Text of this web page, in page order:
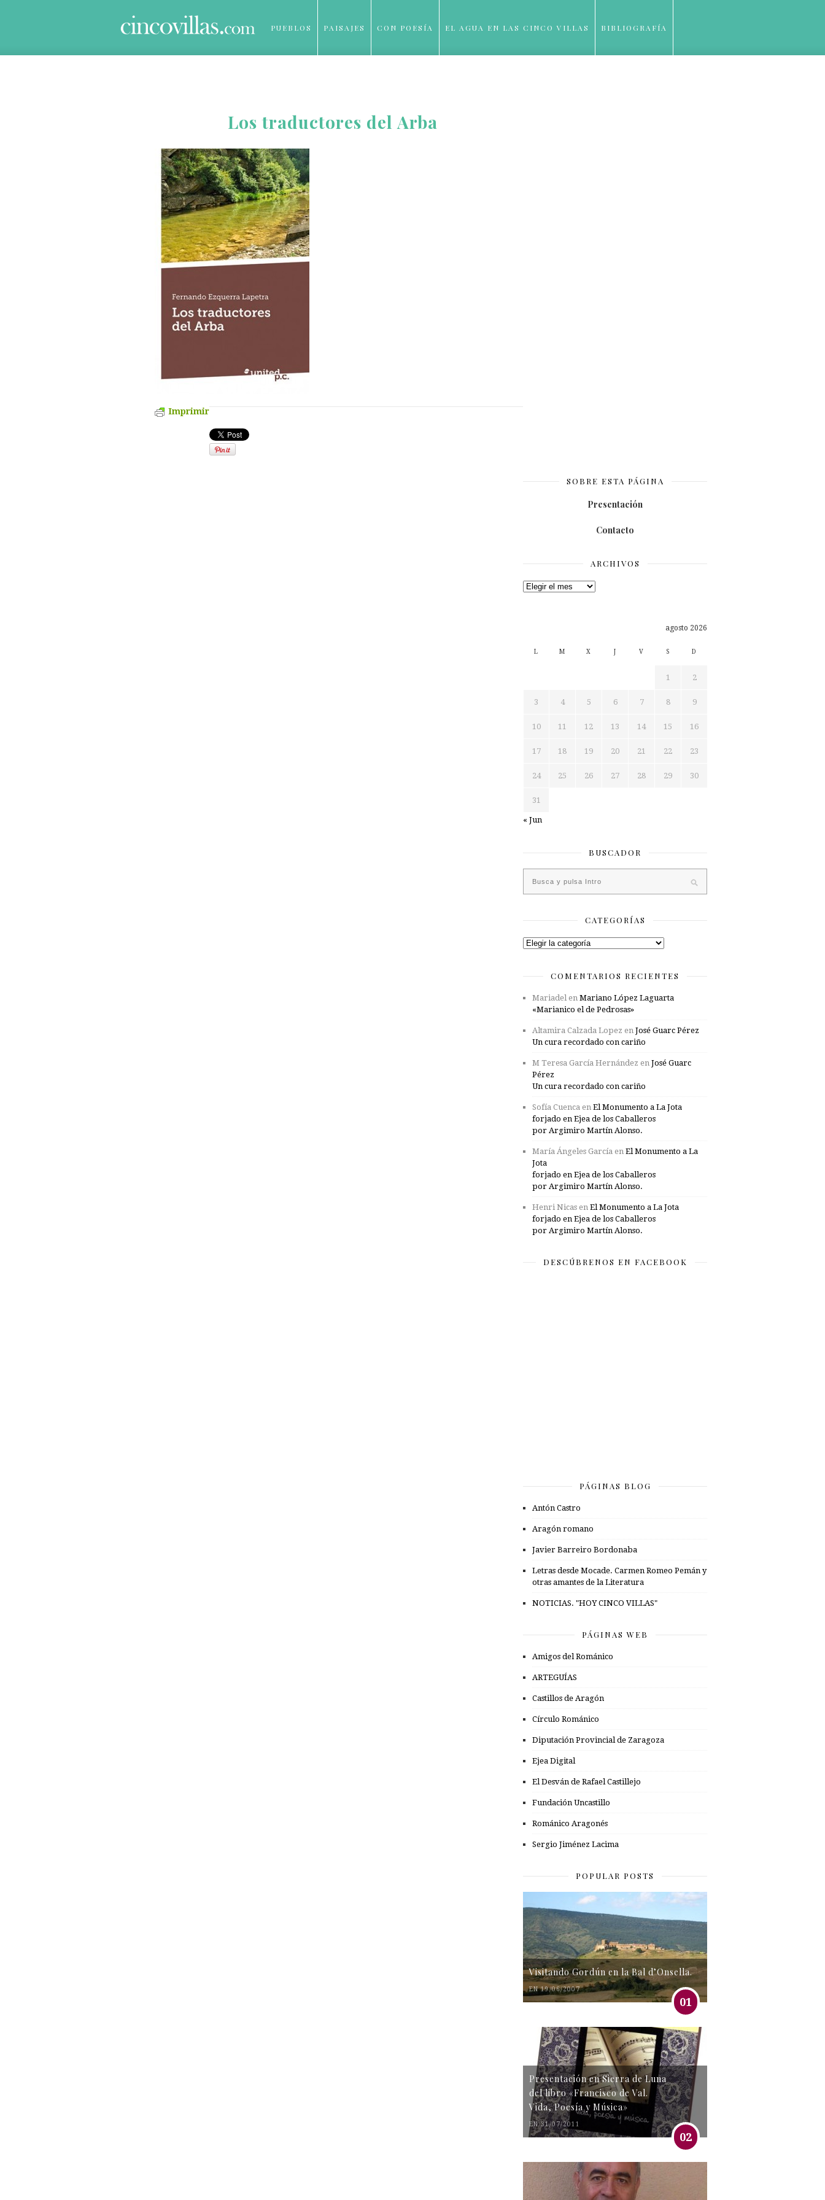
PUEBLOS PAISAJES CON POESÍA EL AGUA EN LAS CINCO VILLAS BIBLIOGRAFÍA
Los traductores del Arba
Imprimir
SOBRE ESTA PÁGINA
Presentación
Contacto
ARCHIVOS
Archivos
agosto 2026
L M X J V S D
1 2
3 4 5 6 7 8 9
10 11 12 13 14 15 16
17 18 19 20 21 22 23
24 25 26 27 28 29 30
31
« Jun
BUSCADOR
CATEGORÍAS
Categorías
COMENTARIOS RECIENTES
Mariadelen Mariano López Laguarta
«Marianico el de Pedrosas»
Altamira Calzada Lopez en José Guarc Pérez
Un cura recordado con cariño
M Teresa García Hernández en José Guarc
Pérez
Un cura recordado con cariño
Sofía Cuenca en El Monumento a La Jota
forjado en Ejea de los Caballeros
por Argimiro Martín Alonso.
María Ángeles García en El Monumento a La
Jota
forjado en Ejea de los Caballeros
por Argimiro Martín Alonso.
Henri Nicas en El Monumento a La Jota
forjado en Ejea de los Caballeros
por Argimiro Martín Alonso.
DESCÚBRENOS EN FACEBOOK
PÁGINAS BLOG
Antón Castro
Aragón romano
Javier Barreiro Bordonaba
Letras desde Mocade. Carmen Romeo Pemán y
otras amantes de la Literatura
NOTICIAS. "HOY CINCO VILLAS"
PÁGINAS WEB
Amigos del Románico
ARTEGUÍAS
Castillos de Aragón
Círculo Románico
Diputación Provincial de Zaragoza
Ejea Digital
El Desván de Rafael Castillejo
Fundación Uncastillo
Románico Aragonés
Sergio Jiménez Lacima
POPULAR POSTS
Visitando Gordún en la Bal d’Onsella.
EN 19/06/2007
01
Presentación en Sierra de Luna
del libro «Francisco de Val.
Vida, Poesía y Música»
EN 31/07/2011
02